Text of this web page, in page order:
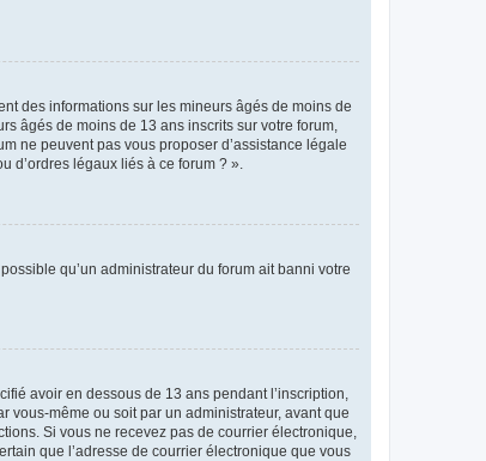
des informations sur les mineurs âgés de moins de
âgés de moins de 13 ans inscrits sur votre forum,
ne peuvent pas vous proposer d’assistance légale
d’ordres légaux liés à ce forum ? ».
qu’un administrateur du forum ait banni votre
avoir en dessous de 13 ans pendant l’inscription,
vous-même ou soit par un administrateur, avant que
Si vous ne recevez pas de courrier électronique,
que l’adresse de courrier électronique que vous